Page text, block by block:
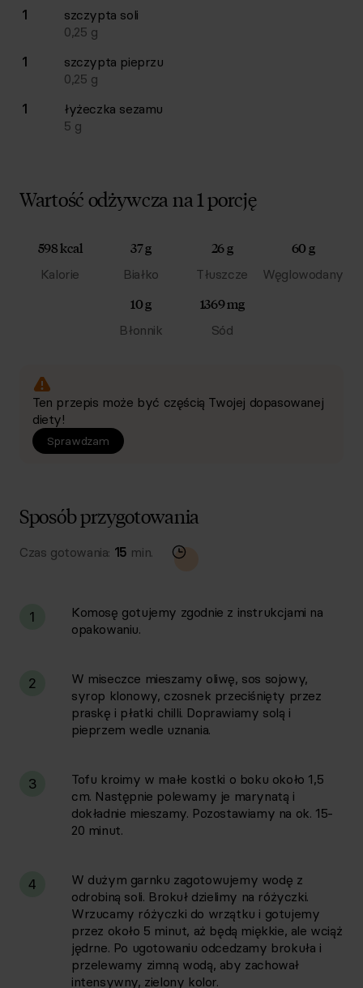
1
szczypta soli
0,25 g
1
szczypta pieprzu
0,25 g
1
łyżeczka sezamu
5 g
Wartość odżywcza na 1 porcję
598 kcal
Kalorie
37 g
Białko
26 g
Tłuszcze
60 g
Węglowodany
10 g
Błonnik
1369 mg
Sód
Ten przepis może być częścią Twojej dopasowanej
diety!
Sprawdzam
Sposób przygotowania
Czas gotowania: 15 min.
1
Komosę gotujemy zgodnie z instrukcjami na
opakowaniu.
2
W miseczce mieszamy oliwę, sos sojowy,
syrop klonowy, czosnek przeciśnięty przez
praskę i płatki chilli. Doprawiamy solą i
pieprzem wedle uznania.
3
Tofu kroimy w małe kostki o boku około 1,5
cm. Następnie polewamy je marynatą i
dokładnie mieszamy. Pozostawiamy na ok. 15-
20 minut.
4
W dużym garnku zagotowujemy wodę z
odrobiną soli. Brokuł dzielimy na różyczki.
Wrzucamy różyczki do wrzątku i gotujemy
przez około 5 minut, aż będą miękkie, ale wciąż
jędrne. Po ugotowaniu odcedzamy brokuła i
przelewamy zimną wodą, aby zachował
intensywny, zielony kolor.